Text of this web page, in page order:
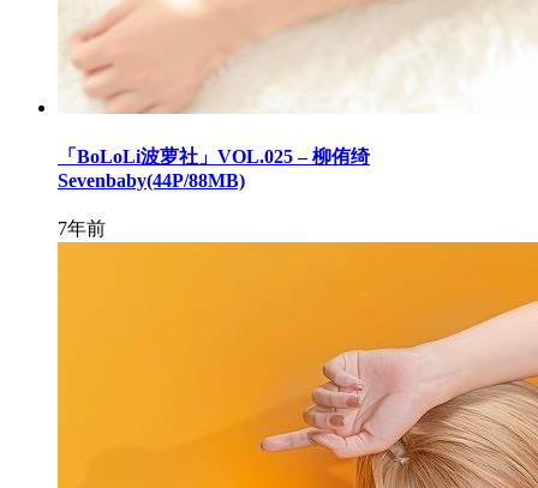
「BoLoLi波萝社」VOL.025 – 柳侑绮
Sevenbaby(44P/88MB)
7年前